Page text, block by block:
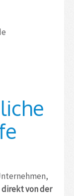
direkt von der